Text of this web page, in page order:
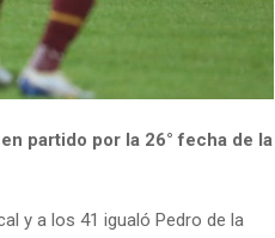
partido por la 26° fecha de la
y a los 41 igualó Pedro de la